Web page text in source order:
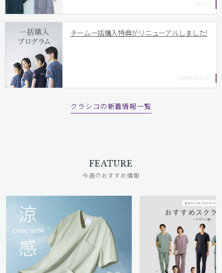
チーム一括購入特典がリニューアルしました!
クラシコの新着情報一覧
FEATURE
今週のおすすめ情報